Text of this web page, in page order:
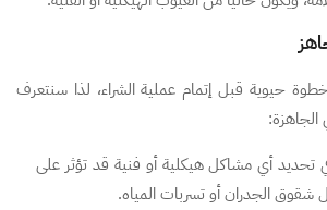
حيوية قبل إتمام عملية الشراء، لذا سنتعرف
أي مشاكل هيكلية أو فنية قد تؤثر على
شقوق الجدران أو تسربات المياه.